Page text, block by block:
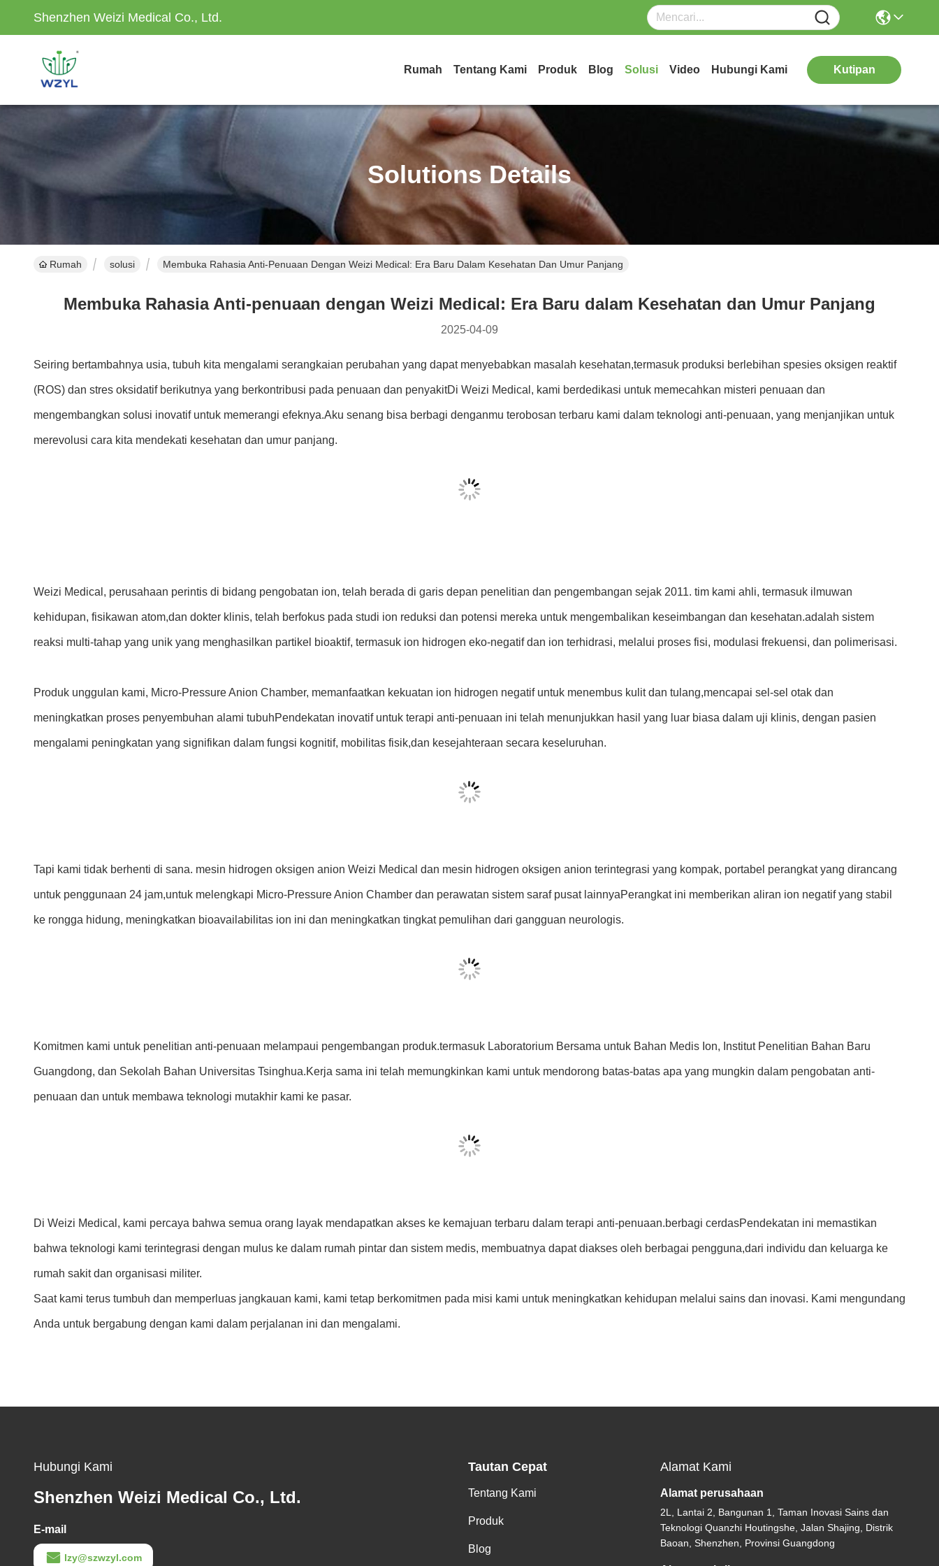
Shenzhen Weizi Medical Co., Ltd.
Rumah Tentang Kami Produk Blog Solusi Video Hubungi Kami Kutipan
Solutions Details
Rumah solusi Membuka Rahasia Anti-Penuaan Dengan Weizi Medical: Era Baru Dalam Kesehatan Dan Umur Panjang
Membuka Rahasia Anti-penuaan dengan Weizi Medical: Era Baru dalam Kesehatan dan Umur Panjang
2025-04-09
Seiring bertambahnya usia, tubuh kita mengalami serangkaian perubahan yang dapat menyebabkan masalah kesehatan,termasuk produksi berlebihan spesies oksigen reaktif
(ROS) dan stres oksidatif berikutnya yang berkontribusi pada penuaan dan penyakitDi Weizi Medical, kami berdedikasi untuk memecahkan misteri penuaan dan
mengembangkan solusi inovatif untuk memerangi efeknya.Aku senang bisa berbagi denganmu terobosan terbaru kami dalam teknologi anti-penuaan, yang menjanjikan untuk
merevolusi cara kita mendekati kesehatan dan umur panjang.
Weizi Medical, perusahaan perintis di bidang pengobatan ion, telah berada di garis depan penelitian dan pengembangan sejak 2011. tim kami ahli, termasuk ilmuwan
kehidupan, fisikawan atom,dan dokter klinis, telah berfokus pada studi ion reduksi dan potensi mereka untuk mengembalikan keseimbangan dan kesehatan.adalah sistem
reaksi multi-tahap yang unik yang menghasilkan partikel bioaktif, termasuk ion hidrogen eko-negatif dan ion terhidrasi, melalui proses fisi, modulasi frekuensi, dan polimerisasi.
Produk unggulan kami, Micro-Pressure Anion Chamber, memanfaatkan kekuatan ion hidrogen negatif untuk menembus kulit dan tulang,mencapai sel-sel otak dan
meningkatkan proses penyembuhan alami tubuhPendekatan inovatif untuk terapi anti-penuaan ini telah menunjukkan hasil yang luar biasa dalam uji klinis, dengan pasien
mengalami peningkatan yang signifikan dalam fungsi kognitif, mobilitas fisik,dan kesejahteraan secara keseluruhan.
Tapi kami tidak berhenti di sana. mesin hidrogen oksigen anion Weizi Medical dan mesin hidrogen oksigen anion terintegrasi yang kompak, portabel perangkat yang dirancang
untuk penggunaan 24 jam,untuk melengkapi Micro-Pressure Anion Chamber dan perawatan sistem saraf pusat lainnyaPerangkat ini memberikan aliran ion negatif yang stabil
ke rongga hidung, meningkatkan bioavailabilitas ion ini dan meningkatkan tingkat pemulihan dari gangguan neurologis.
Komitmen kami untuk penelitian anti-penuaan melampaui pengembangan produk.termasuk Laboratorium Bersama untuk Bahan Medis Ion, Institut Penelitian Bahan Baru
Guangdong, dan Sekolah Bahan Universitas Tsinghua.Kerja sama ini telah memungkinkan kami untuk mendorong batas-batas apa yang mungkin dalam pengobatan anti-
penuaan dan untuk membawa teknologi mutakhir kami ke pasar.
Di Weizi Medical, kami percaya bahwa semua orang layak mendapatkan akses ke kemajuan terbaru dalam terapi anti-penuaan.berbagi cerdasPendekatan ini memastikan
bahwa teknologi kami terintegrasi dengan mulus ke dalam rumah pintar dan sistem medis, membuatnya dapat diakses oleh berbagai pengguna,dari individu dan keluarga ke
rumah sakit dan organisasi militer.
Saat kami terus tumbuh dan memperluas jangkauan kami, kami tetap berkomitmen pada misi kami untuk meningkatkan kehidupan melalui sains dan inovasi. Kami mengundang
Anda untuk bergabung dengan kami dalam perjalanan ini dan mengalami.
Hubungi Kami
Shenzhen Weizi Medical Co., Ltd.
E-mail
lzy@szwzyl.com
Tautan Cepat
Tentang Kami
Produk
Blog
Alamat Kami
Alamat perusahaan
2L, Lantai 2, Bangunan 1, Taman Inovasi Sains dan
Teknologi Quanzhi Houtingshe, Jalan Shajing, Distrik
Baoan, Shenzhen, Provinsi Guangdong